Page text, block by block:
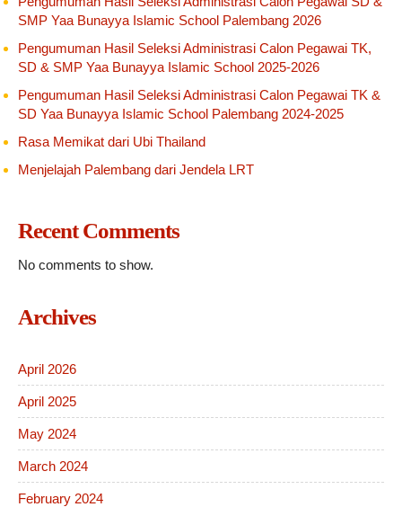
SMP Yaa Bunayya Islamic School Palembang 2026
Pengumuman Hasil Seleksi Administrasi Calon Pegawai TK,
SD & SMP Yaa Bunayya Islamic School 2025-2026
Pengumuman Hasil Seleksi Administrasi Calon Pegawai TK &
SD Yaa Bunayya Islamic School Palembang 2024-2025
Rasa Memikat dari Ubi Thailand
Menjelajah Palembang dari Jendela LRT
Recent Comments
No comments to show.
Archives
April 2026
April 2025
May 2024
March 2024
February 2024